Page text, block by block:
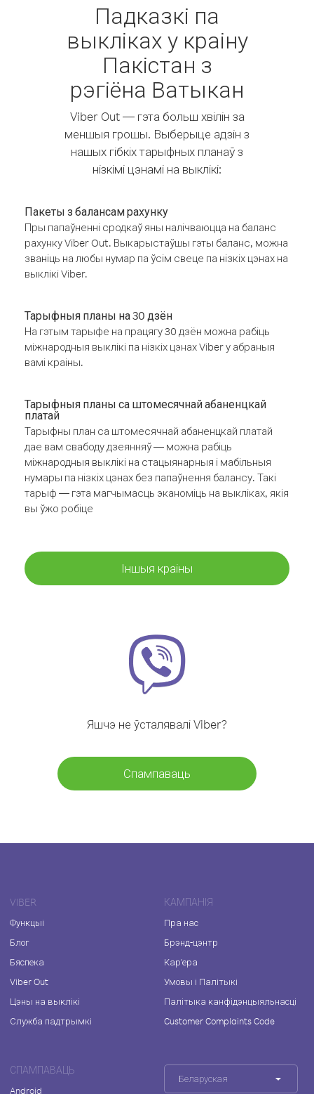
Падказкі па
выкліках у краіну
Пакістан з
рэгіёна Ватыкан
Viber Out — гэта больш хвілін за
меншыя грошы. Выберыце адзін з
нашых гібкіх тарыфных планаў з
нізкімі цэнамі на выклікі:
Пакеты з балансам рахунку
Пры папаўненні сродкаў яны налічваюцца на баланс
рахунку Viber Out. Выкарыстаўшы гэты баланс, можна
званіць на любы нумар па ўсім свеце па нізкіх цэнах на
выклікі Viber.
Тарыфныя планы на 30 дзён
На гэтым тарыфе на працягу 30 дзён можна рабіць
міжнародныя выклікі па нізкіх цэнах Viber у абраныя
вамі краіны.
Тарыфныя планы са штомесячнай абаненцкай
платай
Тарыфны план са штомесячнай абаненцкай платай
дае вам свабоду дзеянняў — можна рабіць
міжнародныя выклікі на стацыянарныя і мабільныя
нумары па нізкіх цэнах без папаўнення балансу. Такі
тарыф — гэта магчымасць эканоміць на выкліках, якія
вы ўжо робіце
Іншыя краіны
Яшчэ не ўсталявалі Viber?
Спампаваць
VIBER
Функцыі
Блог
Бяспека
Viber Out
Цэны на выклікі
Служба падтрымкі
КАМПАНІЯ
Пра нас
Брэнд-цэнтр
Кар'ера
Умовы і Палітыкі
Палітыка канфідэнцыяльнасці
Customer Complaints Code
СПАМПАВАЦЬ
Android
Беларуская